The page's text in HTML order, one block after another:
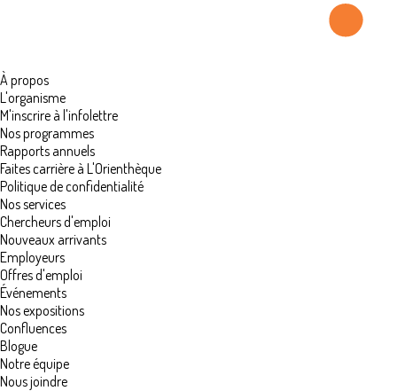
À propos
L'organisme
M'inscrire à l'infolettre
Nos programmes
Rapports annuels
Faites carrière à L'Orienthèque
Politique de confidentialité
Nos services
Chercheurs d'emploi
Nouveaux arrivants
Employeurs
Offres d'emploi
Événements
Nos expositions
Confluences
Blogue
Notre équipe
Nous joindre